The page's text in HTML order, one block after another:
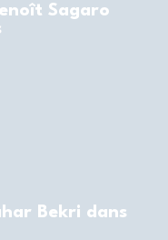
Sagaro
Bekri dans